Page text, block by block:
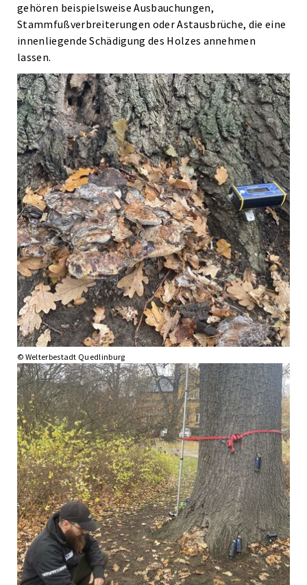
gehören beispielsweise Ausbauchungen,
Stammfußverbreiterungen oder Astausbrüche, die eine
innenliegende Schädigung des Holzes annehmen
lassen.
© Welterbestadt Quedlinburg